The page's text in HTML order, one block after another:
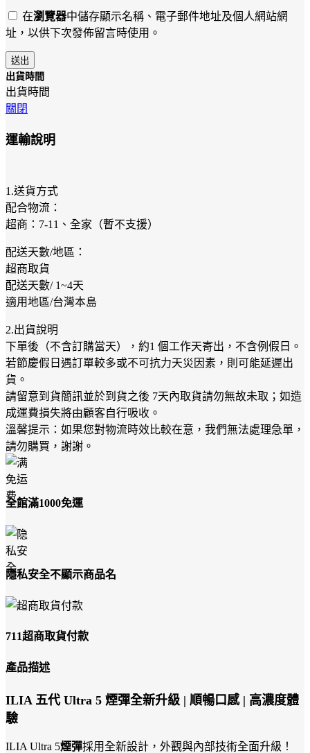
在瀏覽器中儲存顯示名稱、電子郵件地址及個人網站網
址，以供下次發佈留言時使用。
出貨時間
出貨時間
關閉
運輸說明
1.送貨方式
配合物流：
超商：7-11、全家（暫不支援）
配送天數/地區：
超商取貨
配送天數/ 1~4天
適用地區/台灣本島
2.出貨說明
下單後（不含訂購當天），約1 個工作天寄出，不含例假日。
若節慶假日遇訂單較多或不可抗力天災因素，則可能延遲出
貨。
請留意到貨簡訊並於到貨之後 7天內取貨請勿無故未取；如造
成運費損失將由顧客自行吸收。
溫馨提示：如果您對物流時效比較在意，我們無法處理急單，
請勿購買，謝謝。
全館滿1000免運
隱私安全不顯示商品名
711超商取貨付款
產品描述
ILIA 五代 Ultra 5 煙彈全新升級 | 順暢口感 | 高濃度體
驗
ILIA Ultra 5煙彈採用全新設計，外觀與內部技術全面升級！